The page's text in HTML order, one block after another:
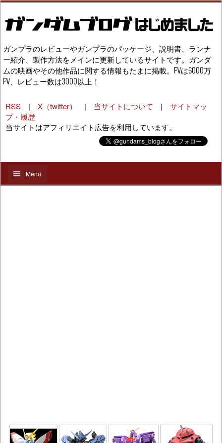
ガンプラのレビューやガンプラのパッケージ、説明書、ランナ
ー紹介、製作方法をメインに更新しているサイトです。ガンダ
ムの映画やその他作品に関する情報もたまに掲載。PVは6000万
PV、レビュー数は3000以上！
RSS | X（twitter） | 当サイトについて | サイトマッ
プ・履歴
当サイトはアフィリエイト広告を利用しています。
Menu